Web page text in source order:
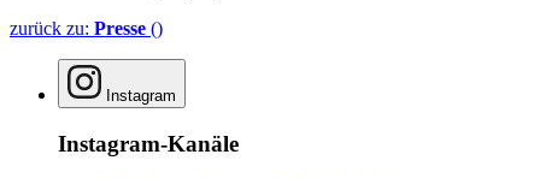
zurück zu: Presse ()
Instagram
Instagram-Kanäle